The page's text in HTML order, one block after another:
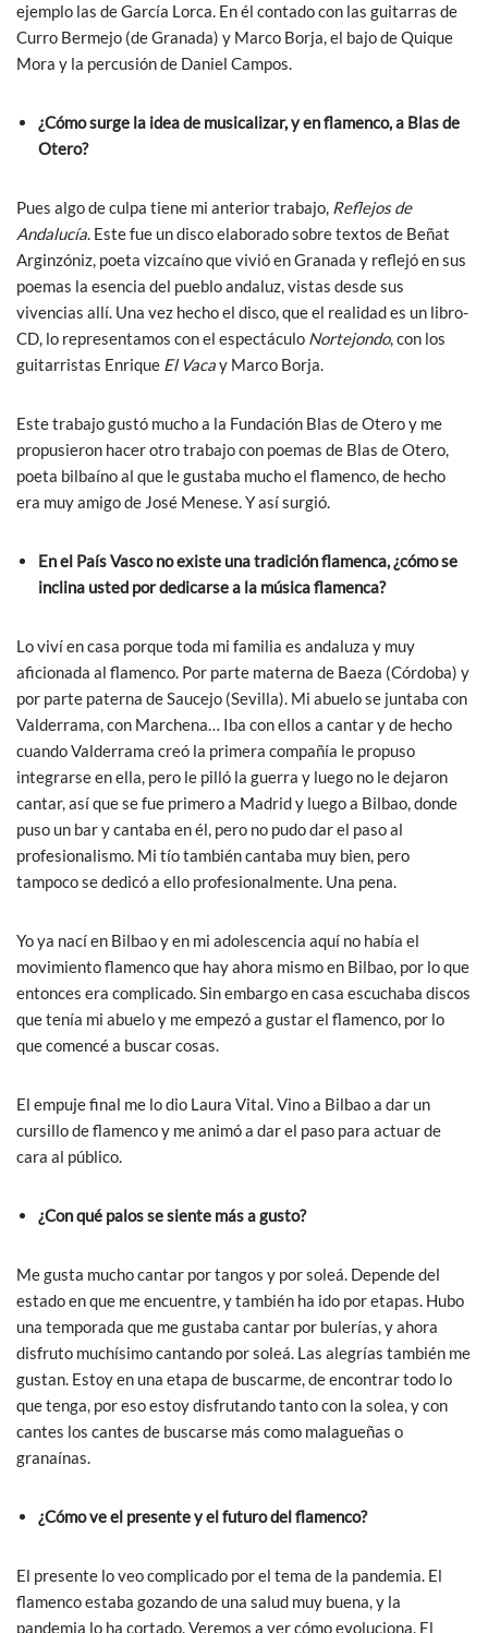
ejemplo las de García Lorca. En él contado con las guitarras de
Curro Bermejo (de Granada) y Marco Borja, el bajo de Quique
Mora y la percusión de Daniel Campos.
¿Cómo surge la idea de musicalizar, y en flamenco, a Blas de
Otero?
Pues algo de culpa tiene mi anterior trabajo, Reflejos de
Andalucía. Este fue un disco elaborado sobre textos de Beñat
Arginzóniz, poeta vizcaíno que vivió en Granada y reflejó en sus
poemas la esencia del pueblo andaluz, vistas desde sus
vivencias allí. Una vez hecho el disco, que el realidad es un libro-
CD, lo representamos con el espectáculo Nortejondo, con los
guitarristas Enrique El Vacay Marco Borja.
Este trabajo gustó mucho a la Fundación Blas de Otero y me
propusieron hacer otro trabajo con poemas de Blas de Otero,
poeta bilbaíno al que le gustaba mucho el flamenco, de hecho
era muy amigo de José Menese. Y así surgió.
En el País Vasco no existe una tradición flamenca, ¿cómo se
inclina usted por dedicarse a la música flamenca?
Lo viví en casa porque toda mi familia es andaluza y muy
aficionada al flamenco. Por parte materna de Baeza (Córdoba) y
por parte paterna de Saucejo (Sevilla). Mi abuelo se juntaba con
Valderrama, con Marchena… Iba con ellos a cantar y de hecho
cuando Valderrama creó la primera compañía le propuso
integrarse en ella, pero le pilló la guerra y luego no le dejaron
cantar, así que se fue primero a Madrid y luego a Bilbao, donde
puso un bar y cantaba en él, pero no pudo dar el paso al
profesionalismo. Mi tío también cantaba muy bien, pero
tampoco se dedicó a ello profesionalmente. Una pena.
Yo ya nací en Bilbao y en mi adolescencia aquí no había el
movimiento flamenco que hay ahora mismo en Bilbao, por lo que
entonces era complicado. Sin embargo en casa escuchaba discos
que tenía mi abuelo y me empezó a gustar el flamenco, por lo
que comencé a buscar cosas.
El empuje final me lo dio Laura Vital. Vino a Bilbao a dar un
cursillo de flamenco y me animó a dar el paso para actuar de
cara al público.
¿Con qué palos se siente más a gusto?
Me gusta mucho cantar por tangos y por soleá. Depende del
estado en que me encuentre, y también ha ido por etapas. Hubo
una temporada que me gustaba cantar por bulerías, y ahora
disfruto muchísimo cantando por soleá. Las alegrías también me
gustan. Estoy en una etapa de buscarme, de encontrar todo lo
que tenga, por eso estoy disfrutando tanto con la solea, y con
cantes los cantes de buscarse más como malagueñas o
granaínas.
¿Cómo ve el presente y el futuro del flamenco?
El presente lo veo complicado por el tema de la pandemia. El
flamenco estaba gozando de una salud muy buena, y la
pandemia lo ha cortado. Veremos a ver cómo evoluciona. El